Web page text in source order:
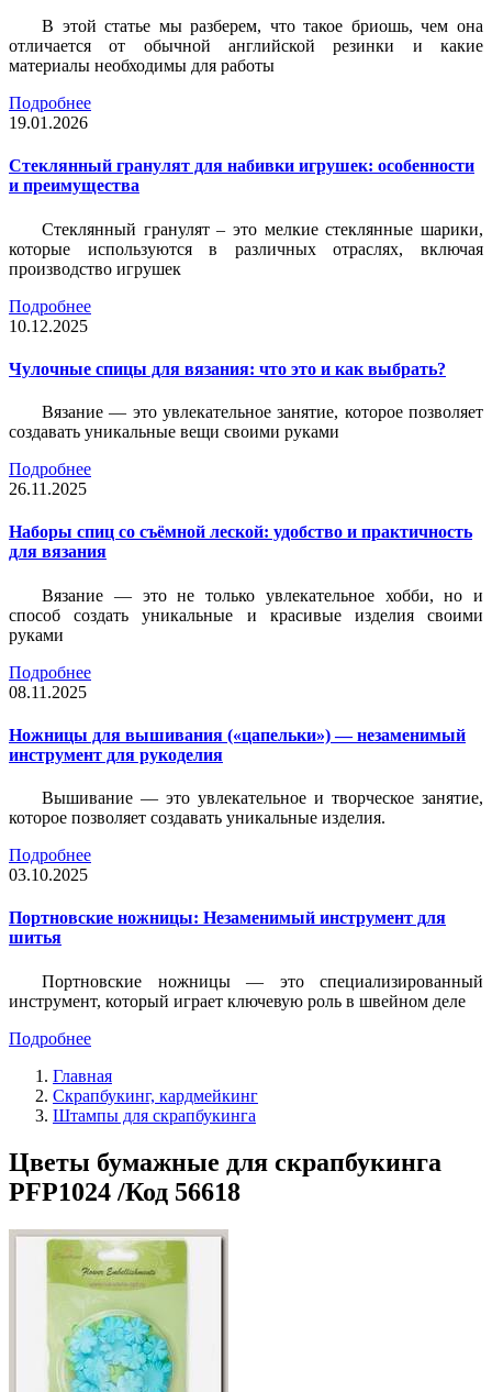
В этой статье мы разберем, что такое бриошь, чем она
отличается от обычной английской резинки и какие
материалы необходимы для работы
Подробнее
19.01.2026
Стеклянный гранулят для набивки игрушек: особенности
и преимущества
Стеклянный гранулят – это мелкие стеклянные шарики,
которые используются в различных отраслях, включая
производство игрушек
Подробнее
10.12.2025
Чулочные спицы для вязания: что это и как выбрать?
Вязание — это увлекательное занятие, которое позволяет
создавать уникальные вещи своими руками
Подробнее
26.11.2025
Наборы спиц со съёмной леской: удобство и практичность
для вязания
Вязание — это не только увлекательное хобби, но и
способ создать уникальные и красивые изделия своими
руками
Подробнее
08.11.2025
Ножницы для вышивания («цапельки») — незаменимый
инструмент для рукоделия
Вышивание — это увлекательное и творческое занятие,
которое позволяет создавать уникальные изделия.
Подробнее
03.10.2025
Портновские ножницы: Незаменимый инструмент для
шитья
Портновские ножницы — это специализированный
инструмент, который играет ключевую роль в швейном деле
Подробнее
Главная
Скрапбукинг, кардмейкинг
Штампы для скрапбукинга
Цветы бумажные для скрапбукинга
PFP1024 /Код 56618